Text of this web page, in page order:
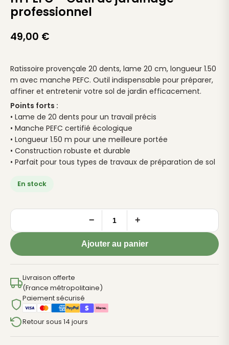
professionnel
49,00 €
Ratissoire provençale 20 dents, lame 20 cm, longueur 1.50
m avec manche PEFC. Outil indispensable pour préparer,
affiner et entretenir votre sol de jardin efficacement.
Points forts :
• Lame de 20 dents pour un travail précis
• Manche PEFC certifié écologique
• Longueur 1.50 m pour une meilleure portée
• Construction robuste et durable
• Parfait pour tous types de travaux de préparation de sol
En stock
quantité
Ratissoire
Provençale
− +
Ajouter au panier
Livraison offerte
(France métropolitaine)
Paiement sécurisé
Retour sous 14 jours